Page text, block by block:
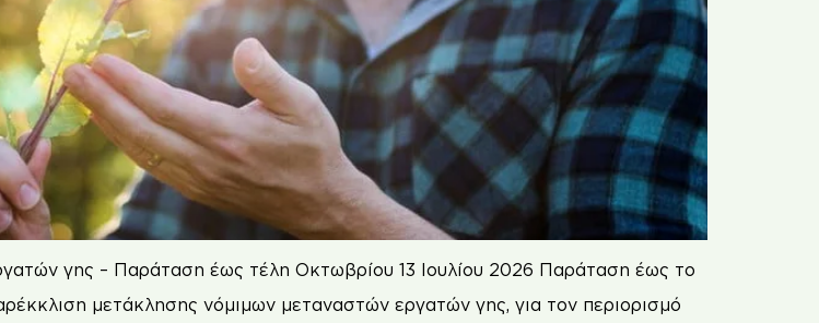
γης – Παράταση έως τέλη Οκτωβρίου 13 Ιουλίου 2026 Παράταση έως το
μετάκλησης νόμιμων μεταναστών εργατών γης, για τον περιορισμό